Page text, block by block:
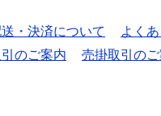
・決済について
よく
のご案内 売掛取引の